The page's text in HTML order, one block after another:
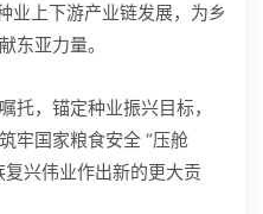
业上下游产业链发展，为乡
东亚力量。
托，锚定种业振兴目标，
牢国家粮食安全 “压舱
兴伟业作出新的更大贡